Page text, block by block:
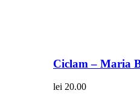
Ciclam – Maria
lei 20.00